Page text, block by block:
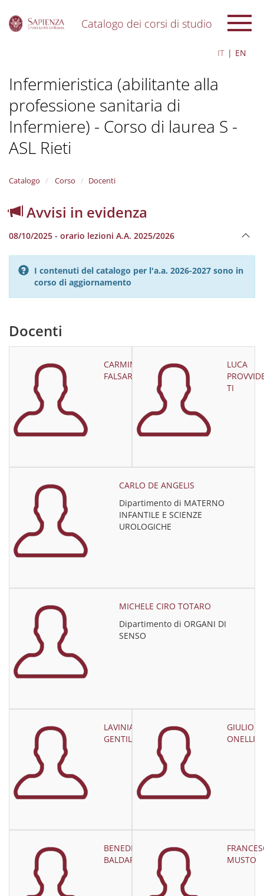
Catalogo dei corsi di studio
IT EN
Infermieristica (abilitante alla
professione sanitaria di
Infermiere) - Corso di laurea S -
ASL Rieti
Catalogo Corso Docenti
Avvisi in evidenza
08/10/2025 - orario lezioni A.A. 2025/2026
I contenuti del catalogo per l'a.a. 2026-2027 sono in
corso di aggiornamento
Docenti
CARMINE
FALSARONE
LUCA
TI
CARLO DE ANGELIS
Dipartimento di MATERNO
INFANTILE E SCIENZE
UROLOGICHE
MICHELE CIRO TOTARO
Dipartimento di ORGANI DI
SENSO
LAVINIA
GENTILE
GIULIO
ONELLI
BENEDETTA
BALDARI
MUSTO